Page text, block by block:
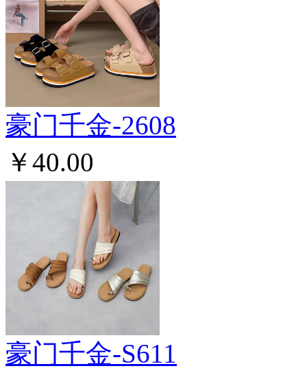
豪门千金-2608
￥40.00
豪门千金-S611